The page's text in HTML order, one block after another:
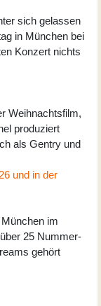
sich gelassen
in München bei
Konzert nichts
Weihnachtsfilm,
produziert
als Gentry und
und in der
im
25 Nummer-
gehört